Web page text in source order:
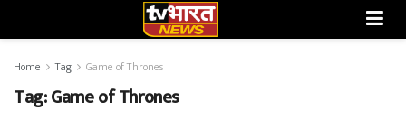
Home Tag Game of Thrones
Tag:Game of Thrones